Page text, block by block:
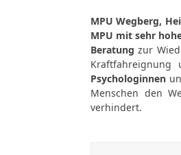
MPU Wegberg,
MPU mit sehr
Beratungzur
Kraftfahreignung
Psychologinnen
Menschen den
verhindert.